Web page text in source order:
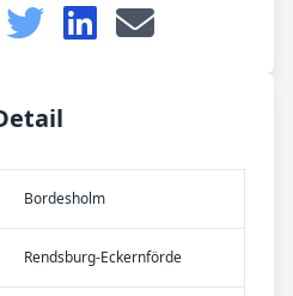
Bordesholm
Rendsburg-Eckernförde